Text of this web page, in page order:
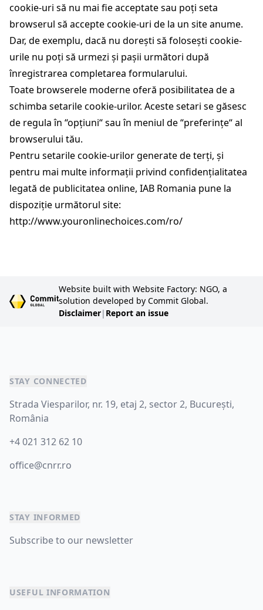
cookie-uri să nu mai fie acceptate sau poți seta
browserul să accepte cookie-uri de la un site anume.
Dar, de exemplu, dacă nu dorești să folosești cookie-
urile nu poți să urmezi și pașii următori după
înregistrarea completarea formularului.
Toate browserele moderne oferă posibilitatea de a
schimba setarile cookie-urilor. Aceste setari se găsesc
de regula în “opțiuni“ sau în meniul de “preferințe“ al
browserului tău.
Pentru setarile cookie-urilor generate de terți, și
pentru mai multe informații privind confidențialitatea
legată de publicitatea online, IAB Romania pune la
dispoziție următorul site:
http://www.youronlinechoices.com/ro/
Website built with Website Factory: NGO, a
solution developed by Commit Global.
Disclaimer| Report an issue
STAY CONNECTED
Strada Viesparilor, nr. 19, etaj 2, sector 2, București,
România
+4 021 312 62 10
office@cnrr.ro
STAY INFORMED
Subscribe to our newsletter
USEFUL INFORMATION